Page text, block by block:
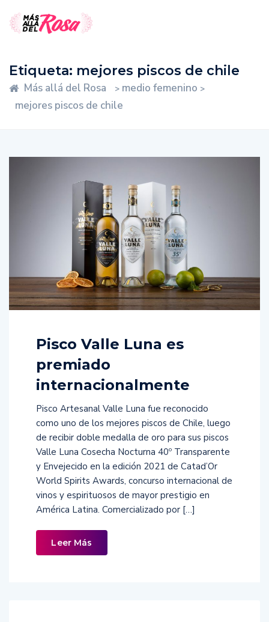
Etiqueta: mejores piscos de chile
Más allá del Rosa > medio femenino >
mejores piscos de chile
Pisco Valle Luna es
premiado
internacionalmente
Pisco Artesanal Valle Luna fue reconocido
como uno de los mejores piscos de Chile, luego
de recibir doble medalla de oro para sus piscos
Valle Luna Cosecha Nocturna 40º Transparente
y Envejecido en la edición 2021 de Catad’Or
World Spirits Awards, concurso internacional de
vinos y espirituosos de mayor prestigio en
América Latina. Comercializado por […]
Leer Más